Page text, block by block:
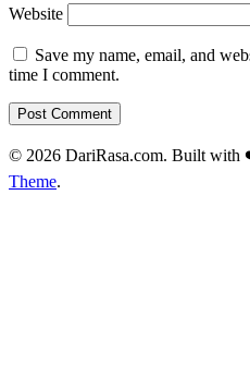
Website
Save my name, email, and
time I comment.
© 2026 DariRasa.com. Built with
Theme.